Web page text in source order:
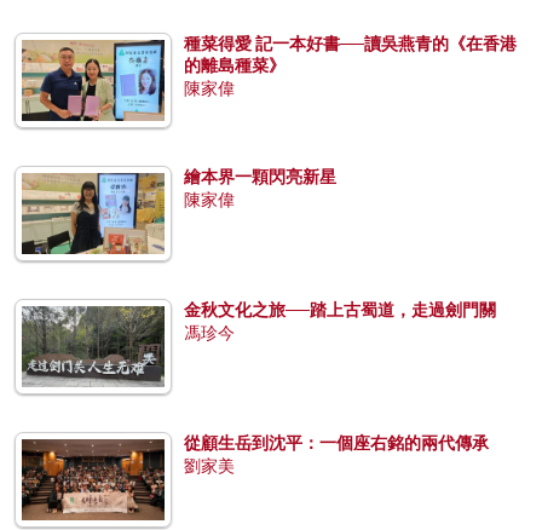
種菜得愛 記一本好書──讀吳燕青的《在香港
的離島種菜》
陳家偉
繪本界一顆閃亮新星
陳家偉
金秋文化之旅──踏上古蜀道，走過劍門關
馮珍今
從顧生岳到沈平：一個座右銘的兩代傳承
劉家美